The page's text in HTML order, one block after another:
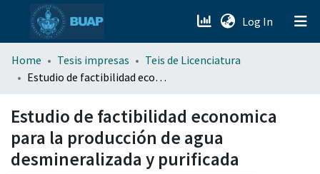
Log In (current)
menu.section.about_menu
Home Tesis impresas
Teis de Licenciatura
Estudio de factibilidad economica para la producción de agua desmineralizada y purificada
Estudio de factibilidad economica
para la producción de agua
desmineralizada y purificada